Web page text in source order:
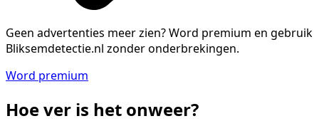
Geen advertenties meer zien?Word premium en gebruik
Bliksemdetectie.nl zonder onderbrekingen.
Word premium
Hoe ver is het onweer?